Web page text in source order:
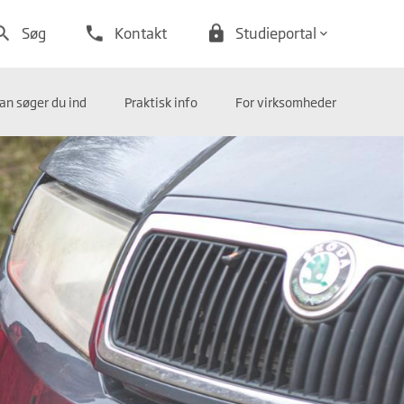
Søg phone Kontakt lock Studieportal keyboard_arrow_down
søger du ind Praktisk info For virksomheder